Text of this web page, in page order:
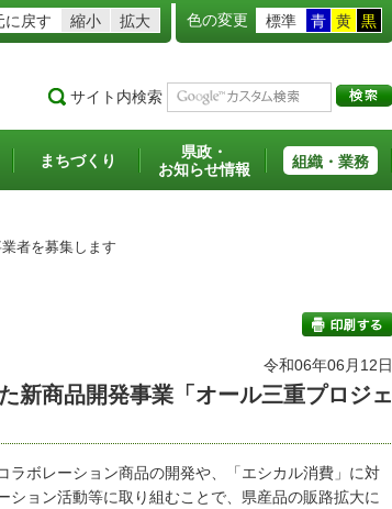
に戻す 縮小 拡大 色の変更 標準 青 黄 黒
サイト内検索
まちづくり
県政・
お知らせ情報
組織・業務
者を募集します
令和06年06月12日
商品開発事業「オール三重プロジェ
ボレーション商品の開発や、「エシカル消費」に対
ョン活動等に取り組むことで、県産品の販路拡大に